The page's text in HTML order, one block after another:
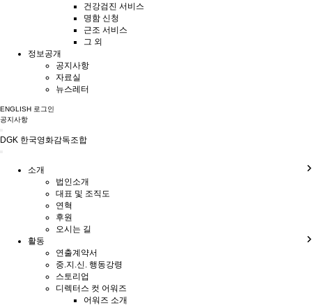
건강검진 서비스
명함 신청
근조 서비스
그 외
정보공개
공지사항
자료실
뉴스레터
ENGLISH 로그인
공지사항
DGK 한국영화감독조합
소개
법인소개
대표 및 조직도
연혁
후원
오시는 길
활동
연출계약서
중.지.신. 행동강령
스토리업
디렉터스 컷 어워즈
어워즈 소개